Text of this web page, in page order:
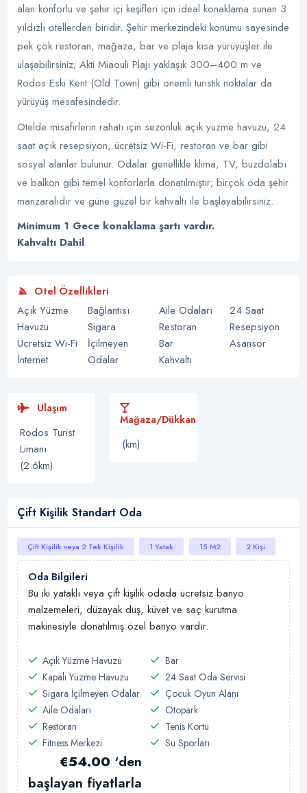
alan konforlu ve şehir içi keşifleri için ideal konaklama sunan 3
yıldızlı otellerden biridir. Şehir merkezindeki konumu sayesinde
pek çok restoran, mağaza, bar ve plaja kısa yürüyüşler ile
ulaşabilirsiniz; Akti Miaouli Plajı yaklaşık 300–400 m ve
Rodos Eski Kent (Old Town) gibi önemli turistik noktalar da
yürüyüş mesafesindedir.
Otelde misafirlerin rahatı için sezonluk açık yüzme havuzu, 24
saat açık resepsiyon, ücretsiz Wi-Fi, restoran ve bar gibi
sosyal alanlar bulunur. Odalar genellikle klima, TV, buzdolabı
ve balkon gibi temel konforlarla donatılmıştır; birçok oda şehir
manzaralıdır ve güne güzel bir kahvaltı ile başlayabilirsiniz.
Minimum 1 Gece konaklama şartı vardır.
Kahvaltı Dahil
Otel Özellikleri
Açık Yüzme
Havuzu
Ücretsiz Wi-Fi
İnternet
Bağlantısı
Sigara
İçilmeyen
Odalar
Aile Odaları
Restoran
Bar
Kahvaltı
24 Saat
Resepsiyon
Asansör
Ulaşım
Rodos Turist
Limanı
(2.6km)
Mağaza/Dükkan
(km)
Çift Kişilik Standart Oda
Çift Kişilik veya 2 Tek Kişilik 1 Yatak 15 M2 2 Kişi
Oda Bilgileri
Bu iki yataklı veya çift kişilik odada ücretsiz banyo
malzemeleri, düzayak duş, küvet ve saç kurutma
makinesiyle donatılmış özel banyo vardır.
Açık Yüzme Havuzu
Kapalı Yüzme Havuzu
Sigara İçilmeyen Odalar
Aile Odaları
Restoran
Fitness Merkezi
Bar
24 Saat Oda Servisi
Çocuk Oyun Alanı
Otopark
Tenis Kortu
Su Sporları
€54.00 ‘den
başlayan fiyatlarla